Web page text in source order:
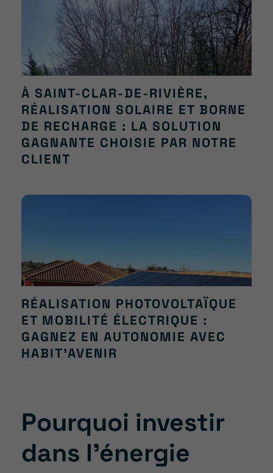
À SAINT-CLAR-DE-RIVIÈRE,
RÉALISATION SOLAIRE ET BORNE
DE RECHARGE : LA SOLUTION
GAGNANTE CHOISIE PAR NOTRE
CLIENT
RÉALISATION PHOTOVOLTAÏQUE
ET MOBILITÉ ÉLECTRIQUE :
GAGNEZ EN AUTONOMIE AVEC
HABIT’AVENIR
Pourquoi investir
dans l’énergie